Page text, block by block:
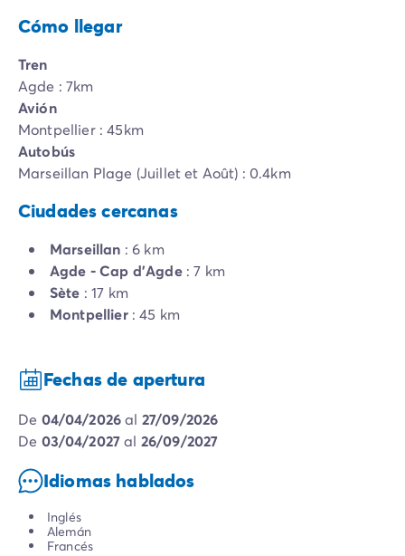
Cómo llegar
Tren
Agde : 7km
Avión
Montpellier : 45km
Autobús
Marseillan Plage (Juillet et Août) : 0.4km
Ciudades cercanas
Marseillan : 6 km
Agde - Cap d'Agde: 7 km
Sète : 17 km
Montpellier: 45 km
Fechas de apertura
de 04/04/2026al 27/09/2026
de 03/04/2027al 26/09/2027
Idiomas hablados
Inglés
Alemán
Francés